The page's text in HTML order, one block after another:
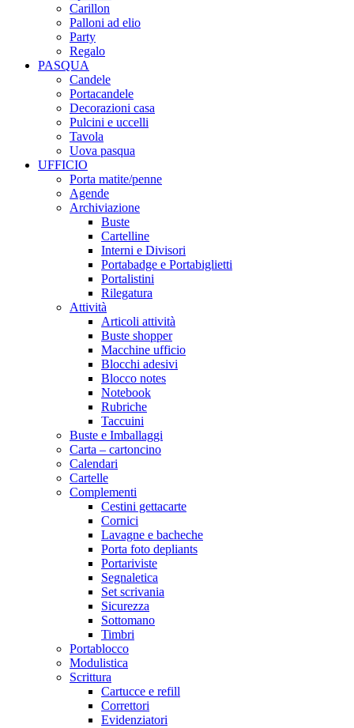
Carillon
Palloni ad elio
Party
Regalo
PASQUA
Candele
Portacandele
Decorazioni casa
Pulcini e uccelli
Tavola
Uova pasqua
UFFICIO
Porta matite/penne
Agende
Archiviazione
Buste
Cartelline
Interni e Divisori
Portabadge e Portabiglietti
Portalistini
Rilegatura
Attività
Articoli attività
Buste shopper
Macchine ufficio
Blocchi adesivi
Blocco notes
Notebook
Rubriche
Taccuini
Buste e Imballaggi
Carta – cartoncino
Calendari
Cartelle
Complementi
Cestini gettacarte
Cornici
Lavagne e bacheche
Porta foto depliants
Portariviste
Segnaletica
Set scrivania
Sicurezza
Sottomano
Timbri
Portablocco
Modulistica
Scrittura
Cartucce e refill
Correttori
Evidenziatori